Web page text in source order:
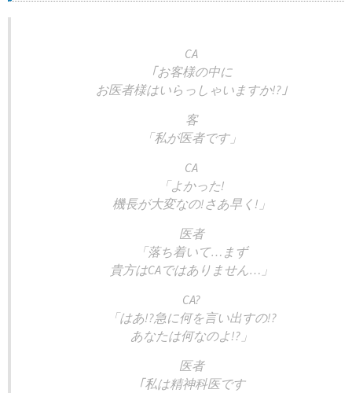
CA
｢お客様の中に
お医者様はいらっしゃいますか!?｣
客
「私が医者です」
CA
「よかった!
機長が大変なの!さあ早く!」
医者
「落ち着いて…まず
貴方はCAではありません…」
CA?
「はあ!?急に何を言い出すの!?
あなたは何なのよ!?」
医者
｢私は精神科医です